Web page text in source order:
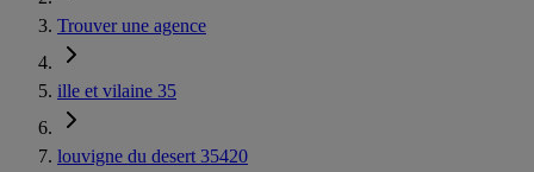
Trouver une agence
ille et vilaine 35
louvigne du desert 35420